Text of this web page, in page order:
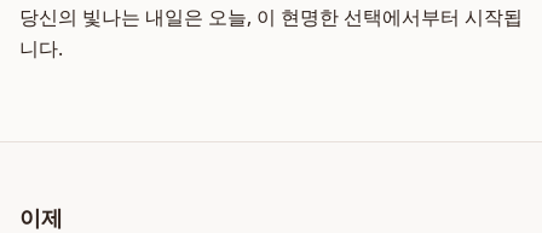
당신의 빛나는 내일은 오늘, 이 현명한 선택에서부터 시작됩
니다.
이제